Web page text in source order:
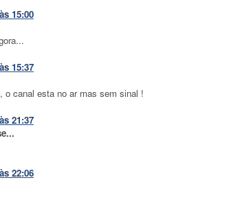
15:00
15:37
o canal esta no ar mas sem sinal !
21:37
22:06